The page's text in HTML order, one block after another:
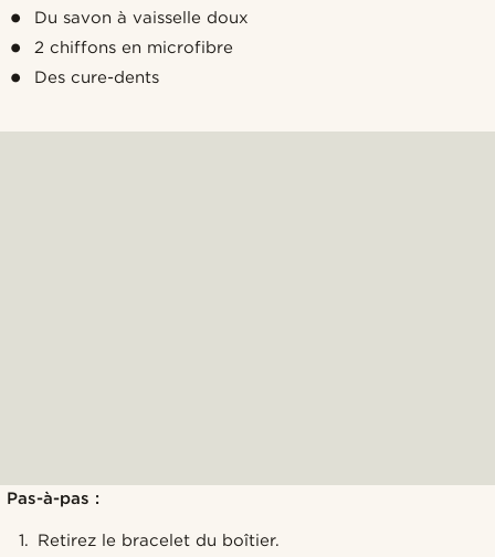
Du savon à vaisselle doux
2 chiffons en microfibre
Des cure-dents
Pas-à-pas :
Retirez le bracelet du boîtier.